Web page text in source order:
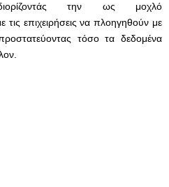
την ως μοχλό
τις επιχειρήσεις να πλοηγηθούν με
τόσο τα δεδομένα